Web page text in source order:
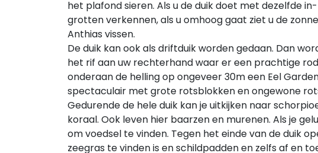
het plafond sieren. Als u de duik doet met dezelfde
grotten verkennen, als u omhoog gaat ziet u de
Anthias vissen.
De duik kan ook als driftduik worden gedaan. Dan
het rif aan uw rechterhand waar er een prachtige
onderaan de helling op ongeveer 30m een Eel
spectaculair met grote rotsblokken en ongewone
Gedurende de hele duik kan je uitkijken naar
koraal. Ook leven hier baarzen en murenen. Als je
om voedsel te vinden. Tegen het einde van de duik
zeegras te vinden is en schildpadden en zelfs af en